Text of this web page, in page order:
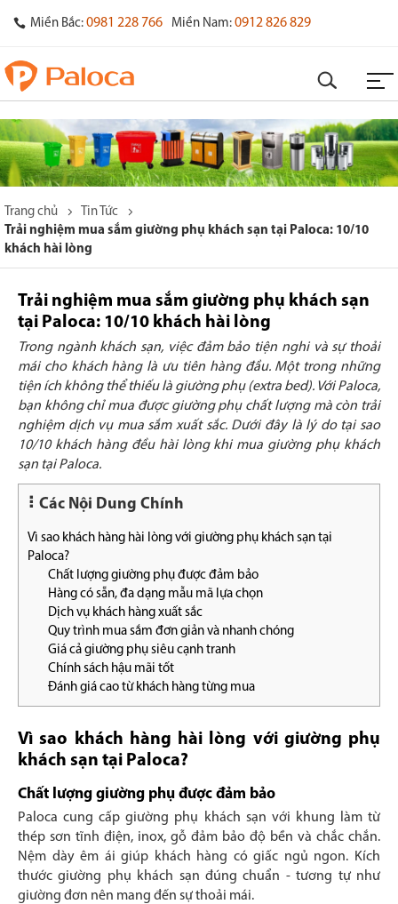
Miền Bắc: 0981 228 766 Miền Nam: 0912 826 829
Trang chủ
Tin Tức
Trải nghiệm mua sắm giường phụ khách sạn tại Paloca: 10/10
khách hài lòng
Trải nghiệm mua sắm giường phụ khách sạn
tại Paloca: 10/10 khách hài lòng
Trong ngành khách sạn, việc đảm bảo tiện nghi và sự thoải
mái cho khách hàng là ưu tiên hàng đầu. Một trong những
tiện ích không thể thiếu là giường phụ (extra bed). Với Paloca,
bạn không chỉ mua được giường phụ chất lượng mà còn trải
nghiệm dịch vụ mua sắm xuất sắc. Dưới đây là lý do tại sao
10/10 khách hàng đều hài lòng khi mua giường phụ khách
sạn tại Paloca.
Các Nội Dung Chính
Vì sao khách hàng hài lòng với giường phụ khách sạn tại
Paloca?
Chất lượng giường phụ được đảm bảo
Hàng có sẵn, đa dạng mẫu mã lựa chọn
Dịch vụ khách hàng xuất sắc
Quy trình mua sắm đơn giản và nhanh chóng
Giá cả giường phụ siêu cạnh tranh
Chính sách hậu mãi tốt
Đánh giá cao từ khách hàng từng mua
Vì sao khách hàng hài lòng với giường phụ
khách sạn tại Paloca?
Chất lượng giường phụ được đảm bảo
Paloca cung cấp giường phụ khách sạn với khung làm từ
thép sơn tĩnh điện, inox, gỗ đảm bảo độ bền và chắc chắn.
Nệm dày êm ái giúp khách hàng có giấc ngủ ngon. Kích
thước giường phụ khách sạn đúng chuẩn - tương tự như
giường đơn nên mang đến sự thoải mái.